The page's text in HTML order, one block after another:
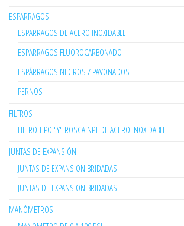
ESPARRAGOS
ESPARRAGOS DE ACERO INOXIDABLE
ESPARRAGOS FLUOROCARBONADO
ESPÁRRAGOS NEGROS / PAVONADOS
PERNOS
FILTROS
FILTRO TIPO "Y" ROSCA NPT DE ACERO INOXIDABLE
JUNTAS DE EXPANSIÓN
JUNTAS DE EXPANSION BRIDADAS
JUNTAS DE EXPANSION BRIDADAS
MANÓMETROS